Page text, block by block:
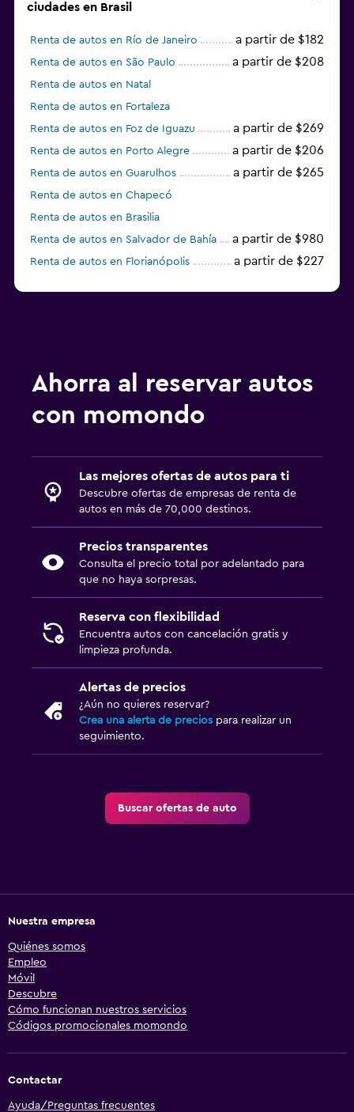
ciudades en Brasil
Renta de autos en Río de Janeiro a partir de $182
Renta de autos en São Paulo a partir de $208
Renta de autos en Natal
Renta de autos en Fortaleza
Renta de autos en Foz de Iguazu
a partir de $269
Renta de autos en Porto Alegre a partir de $206
Renta de autos en Guarulhos a partir de $265
Renta de autos en Chapecó
Renta de autos en Brasilia
Renta de autos en Salvador de Bahía
a partir de $980
Renta de autos en Florianópolis a partir de $227
Ahorra al reservar autos
con momondo
Las mejores ofertas de autos para ti
Descubre ofertas de empresas de renta de
autos en más de 70,000 destinos.
Precios transparentes
Consulta el precio total por adelantado para
que no haya sorpresas.
Reserva con flexibilidad
Encuentra autos con cancelación gratis y
limpieza profunda.
Alertas de precios
¿Aún no quieres reservar?
Crea una alerta de precios para realizar un
seguimiento.
Buscar ofertas de auto
Nuestra empresa
Quiénes somos
Empleo
Móvil
Descubre
Cómo funcionan nuestros servicios
Códigos promocionales momondo
Contactar
Ayuda/Preguntas frecuentes